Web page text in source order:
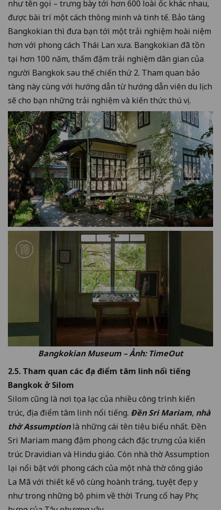
như tên gọi – trưng bày tới hơn 600 loài ốc khác nhau,
được bài trí một cách thông minh và tinh tế. Bảo tàng
Bangkokian thì đưa bạn tới một trải nghiệm hoài niệm
hơn với phong cách Thái Lan xưa. Bangkokian đã tồn
tại hơn 100 năm, thấm đậm trải nghiệm dân gian của
người Bangkok sau thế chiến thứ 2. Tham quan bảo
tàng này cùng với hướng dẫn từ hướng dẫn viên du lịch
sẽ cho bạn những trải nghiệm và kiến thức thú vị.
Bangkokian Museum – Ảnh: TimeOut
2.5. Tham quan các địa điểm tâm linh nổi tiếng
Bangkok ở Silom
Silom cũng là nơi tọa lạc của nhiều công trình kiến
trúc, địa điểm tâm linh nổi tiếng. Đền Sri Mariam, nhà
thờ Assumptionlà những cái tên tiêu biểu nhất. Đền
Sri Mariam mang đậm phong cách đặc trưng của kiến
trúc Dravidian và Hindu giáo. Còn nhà thờ Assumption
lại nổi bật với phong cách của một nhà thờ công giáo
La Mã với thiết kế vô cùng hoành tráng, tuyệt đẹp y
như trong những bộ phim về thời Trung cổ hay Phục